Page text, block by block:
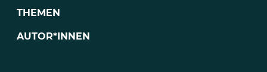
THEMEN
AUTOR*INNEN